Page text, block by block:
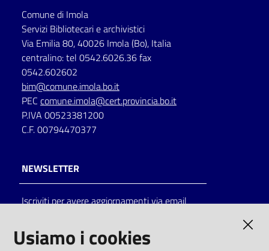
Comune di Imola
Servizi Bibliotecari e archivistici
Via Emilia 80, 40026 Imola (Bo), Italia
centralino: tel 0542.6026.36 fax
0542.602602
bim@comune.imola.bo.it
PEC comune.imola@cert.provincia.bo.it
P.IVA 00523381200
C.F. 00794470377
NEWSLETTER
Iscriviti per avere aggiornamenti via email
Usiamo i cookies